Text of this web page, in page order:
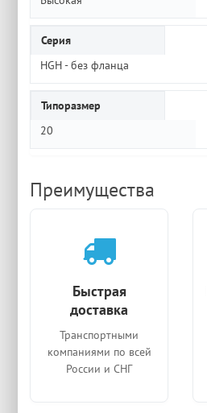
Серия
HGH - без фланца
Типоразмер
20
Преимущества
Быстрая
доставка
Транспортными
компаниями по всей
России и СНГ